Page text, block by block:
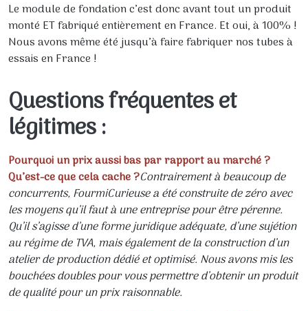
Le module de fondation c’est donc avant tout un produit
monté ET fabriqué entièrement en France. Et oui, à 100% !
Nous avons même été jusqu’à faire fabriquer nos tubes à
essais en France !
Questions fréquentes et
légitimes :
Pourquoi un prix aussi bas par rapport au marché ?
Qu’est-ce que cela cache ?Contrairement à beaucoup de
concurrents, FourmiCurieuse a été construite de zéro avec
les moyens qu’il faut à une entreprise pour être pérenne.
Qu’il s’agisse d’une forme juridique adéquate, d’une sujétion
au régime de TVA, mais également de la construction d’un
atelier de production dédié et optimisé. Nous avons mis les
bouchées doubles pour vous permettre d’obtenir un produit
de qualité pour un prix raisonnable.